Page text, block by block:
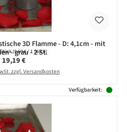
3D Flamme - D: 4,1cm - mit
- grau - 2 St.
(9,60 € / 1 Stück)
Regulärer Preis:
19,19 €
zzgl. Versandkosten
Verfügbarkeit: